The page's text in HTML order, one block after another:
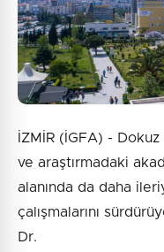
İZMİR (İGFA) -
ve araştırmadaki
alanında da daha
çalışmalarını
Dr.